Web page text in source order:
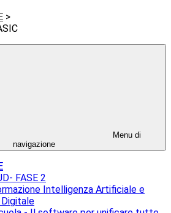
>
Menu di
navigazione
FASE 2
Intelligenza Artificiale e
Digitale